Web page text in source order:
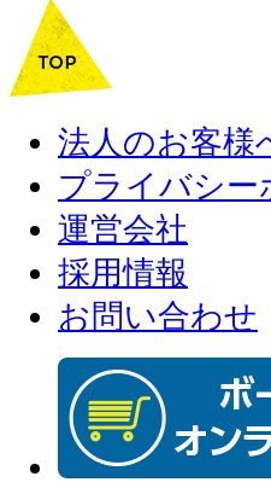
法人のお客様
プライバシー
運営会社
採用情報
お問い合わせ